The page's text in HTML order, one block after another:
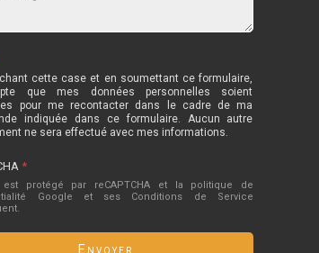
cette case et en soumettant ce formulaire,
que mes données personnelles soient
pour me recontacter dans le cadre de ma
indiquée dans ce formulaire. Aucun autre
ne sera effectué avec mes informations.
*
protégé par reCAPTCHA et la politique de
Google et ses Conditions de Service
Envoyer